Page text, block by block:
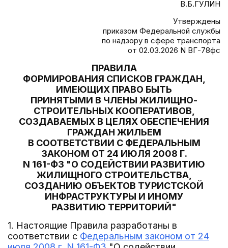
В.Б.ГУЛИН
Утверждены
приказом Федеральной службы
по надзору в сфере транспорта
от 02.03.2026 N ВГ-78фс
ПРАВИЛА
ФОРМИРОВАНИЯ СПИСКОВ ГРАЖДАН,
ИМЕЮЩИХ ПРАВО БЫТЬ
ПРИНЯТЫМИ В ЧЛЕНЫ ЖИЛИЩНО-
СТРОИТЕЛЬНЫХ КООПЕРАТИВОВ,
СОЗДАВАЕМЫХ В ЦЕЛЯХ ОБЕСПЕЧЕНИЯ
ГРАЖДАН ЖИЛЬЕМ
В СООТВЕТСТВИИ С ФЕДЕРАЛЬНЫМ
ЗАКОНОМ ОТ 24 ИЮЛЯ 2008 Г.
N 161-ФЗ "О СОДЕЙСТВИИ РАЗВИТИЮ
ЖИЛИЩНОГО СТРОИТЕЛЬСТВА,
СОЗДАНИЮ ОБЪЕКТОВ ТУРИСТСКОЙ
ИНФРАСТРУКТУРЫ И ИНОМУ
РАЗВИТИЮ ТЕРРИТОРИЙ"
1. Настоящие Правила разработаны в
соответствии с Федеральным законом от 24